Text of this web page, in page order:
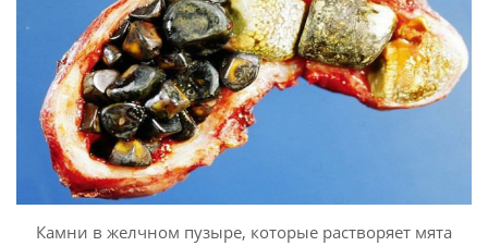
Камни в желчном пузыре, которые растворяет мята